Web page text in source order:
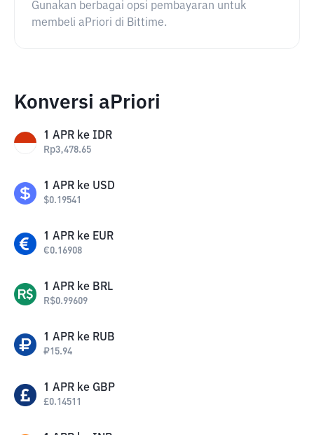
Gunakan berbagai opsi pembayaran untuk
membeli aPriori di Bittime.
Konversi aPriori
1 APR ke IDR
Rp3,478.65
1 APR ke USD
$0.19541
1 APR ke EUR
€0.16908
1 APR ke BRL
R$0.99609
1 APR ke RUB
₽15.94
1 APR ke GBP
£0.14511